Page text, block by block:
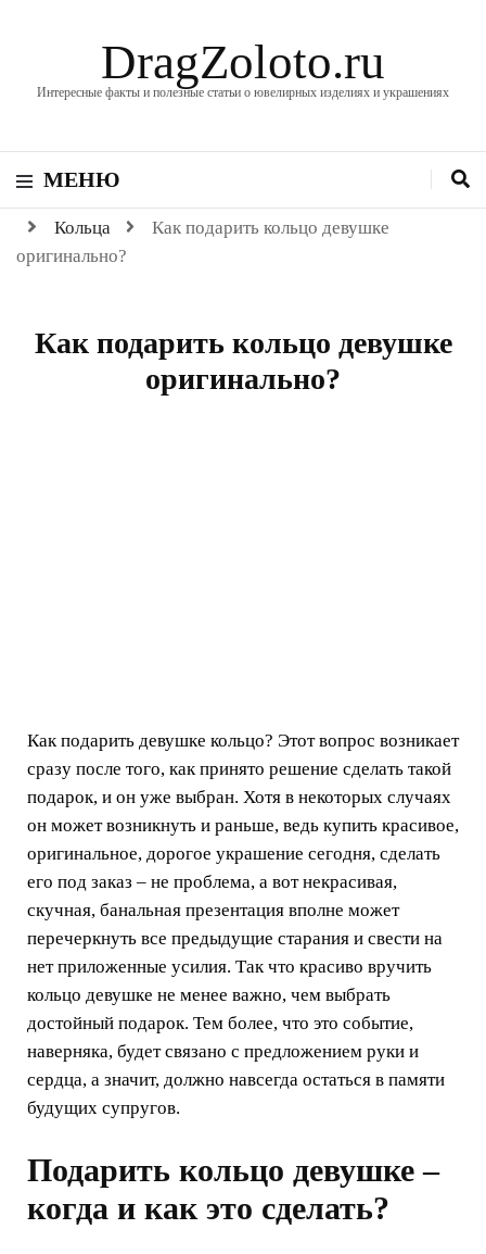
DragZoloto.ru
Интересные факты и полезные статьи о ювелирных изделиях и украшениях
МЕНЮ
Кольца
Как подарить кольцо девушке
оригинально?
Как подарить кольцо девушке
оригинально?
Как подарить девушке кольцо? Этот вопрос возникает
сразу после того, как принято решение сделать такой
подарок, и он уже выбран. Хотя в некоторых случаях
он может возникнуть и раньше, ведь купить красивое,
оригинальное, дорогое украшение сегодня, сделать
его под заказ – не проблема, а вот некрасивая,
скучная, банальная презентация вполне может
перечеркнуть все предыдущие старания и свести на
нет приложенные усилия. Так что красиво вручить
кольцо девушке не менее важно, чем выбрать
достойный подарок. Тем более, что это событие,
наверняка, будет связано с предложением руки и
сердца, а значит, должно навсегда остаться в памяти
будущих супругов.
Подарить кольцо девушке –
когда и как это сделать?